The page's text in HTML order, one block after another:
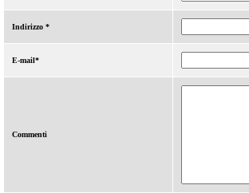
Indirizzo *
E-mail*
Commenti